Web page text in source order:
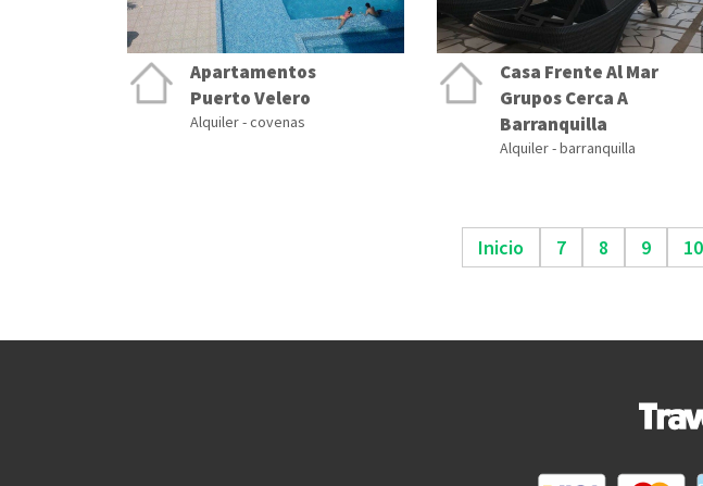
Apartamentos
Puerto Velero
Alquiler - covenas
Casa Frente Al Mar
Grupos Cerca A
Barranquilla
Alquiler - barranquilla
Inicio 7 8 9 10